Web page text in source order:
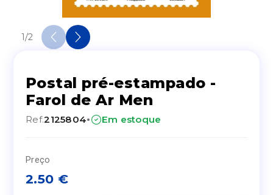
1/2
Postal pré-estampado -
Farol de Ar Men
Ref.2125804· Em estoque
Preço
2.50 €